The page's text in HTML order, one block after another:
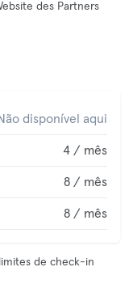
des Partners
disponível aqui
4 / mês
8 / mês
8 / mês
de check-in